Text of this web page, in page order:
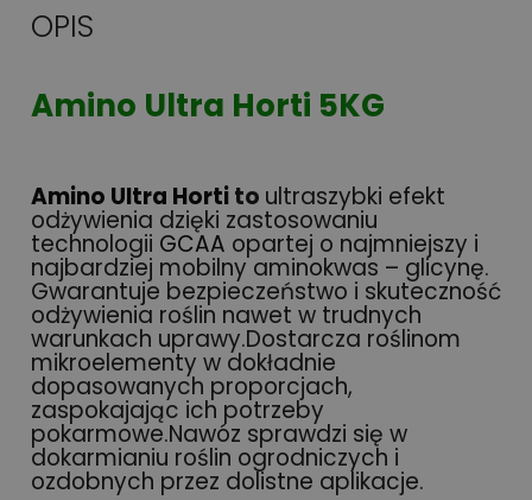
OPIS
Amino Ultra Horti 5KG
Amino Ultra Hortito ultraszybki efekt
odżywienia dzięki zastosowaniu
technologii GCAA opartej o najmniejszy i
najbardziej mobilny aminokwas – glicynę.
Gwarantuje bezpieczeństwo i skuteczność
odżywienia roślin nawet w trudnych
warunkach uprawy.Dostarcza roślinom
mikroelementy w dokładnie
dopasowanych proporcjach,
zaspokajając ich potrzeby
pokarmowe.Nawóz sprawdzi się w
dokarmianiu roślin ogrodniczych i
ozdobnych przez dolistne aplikacje.